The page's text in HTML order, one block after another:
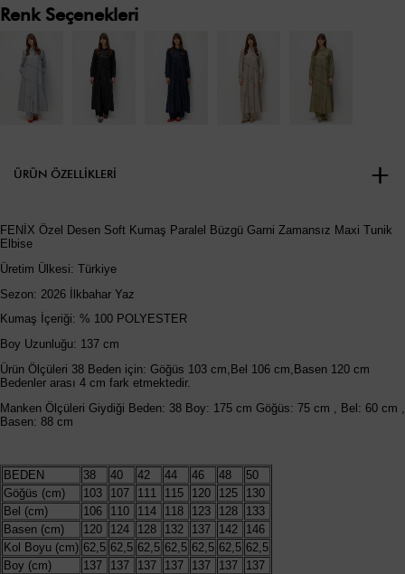
Renk Seçenekleri
ÜRÜN ÖZELLIKLERI
FENİX Özel Desen Soft Kumaş Paralel Büzgü Garni Zamansız Maxi Tunik
Elbise
Üretim Ülkesi: Türkiye
Sezon: 2026 İlkbahar Yaz
Kumaş İçeriği: % 100 POLYESTER
Boy Uzunluğu: 137 cm
Ürün Ölçüleri 38 Beden için: Göğüs 103 cm,Bel 106 cm,Basen 120 cm
Bedenler arası 4 cm fark etmektedir.
Manken Ölçüleri Giydiği Beden: 38 Boy: 175 cm Göğüs: 75 cm , Bel: 60 cm ,
Basen: 88 cm
BEDEN 38 40 42 44 46 48
50
Göğüs (cm)
103 107 111 115 120 125
130
Bel (cm)
106 110 114 118 123 128
133
Basen (cm)
120 124 128 132 137 142
146
Kol Boyu (cm) 62,5 62,5 62,5 62,5 62,5 62,5 62,5
Boy (cm)
137 137 137 137 137 137 137